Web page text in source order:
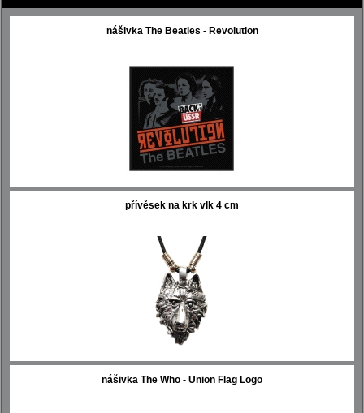
nášivka The Beatles - Revolution
přívěsek na krk vlk 4 cm
nášivka The Who - Union Flag Logo